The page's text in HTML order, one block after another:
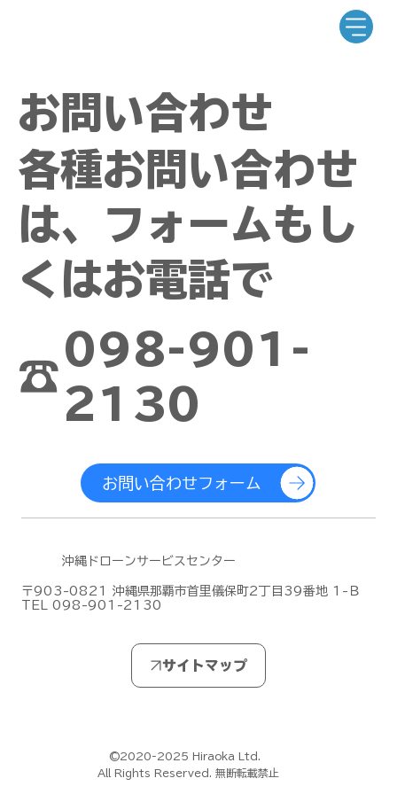
お問い合わせ
各種お問い合わせ
は、フォームもし
くはお電話で
☎
098-901-
2130
お問い合わせフォーム
©2020-2025 Hiraoka Ltd.
All Rights Reserved. 無断転載禁止
沖縄ドローンサービスセンター
〒903-0821 沖縄県那覇市首里儀保町2丁目39番地 1-Ｂ
TEL 098-901-2130